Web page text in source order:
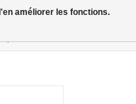
améliorer les fonctions.